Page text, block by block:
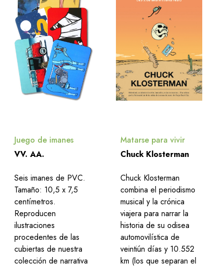
Juego de imanes
VV. AA.
Seis imanes de PVC.
Tamaño: 10,5 x 7,5
centímetros.
Reproducen
ilustraciones
procedentes de las
cubiertas de nuestra
colección de narrativa
Matarse para vivir
Chuck Klosterman
Chuck Klosterman
combina el periodismo
musical y la crónica
viajera para narrar la
historia de su odisea
automovilística de
veintiún días y 10.552
km (los que separan el